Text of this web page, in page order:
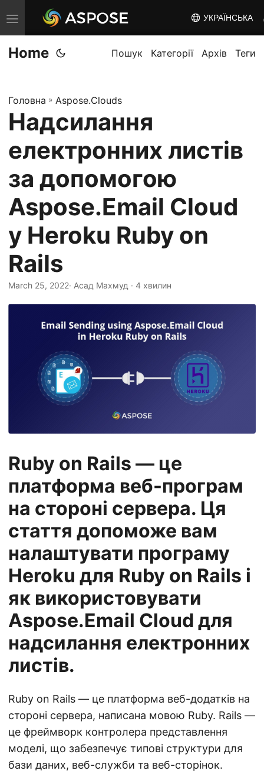
T
o
g
e
n
v
g
a
t
i
o
n
УКРАЇНСЬКА
Home Пошук Категорії Архів Теги
Головна » Aspose.Clouds
Надсилання
електронних листів
за допомогою
Aspose.Email Cloud
у Heroku Ruby on
Rails
March 25, 2022· Асад Махмуд · 4 хвилин
Ruby on Rails — це
платформа веб-програм
на стороні сервера. Ця
стаття допоможе вам
налаштувати програму
Heroku для Ruby on Rails і
як використовувати
Aspose.Email Cloud для
надсилання електронних
листів.
Ruby on Rails — це платформа веб-додатків на
стороні сервера, написана мовою Ruby. Rails —
це фреймворк контролера представлення
моделі, що забезпечує типові структури для
бази даних, веб-служби та веб-сторінок.